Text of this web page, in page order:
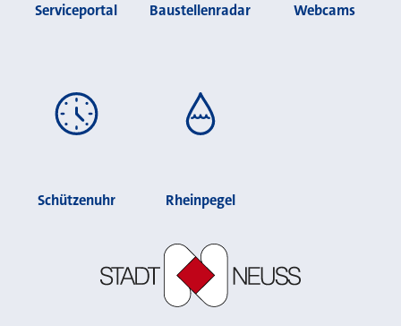
Serviceportal Baustellenradar Webcams
Schützenuhr Rheinpegel